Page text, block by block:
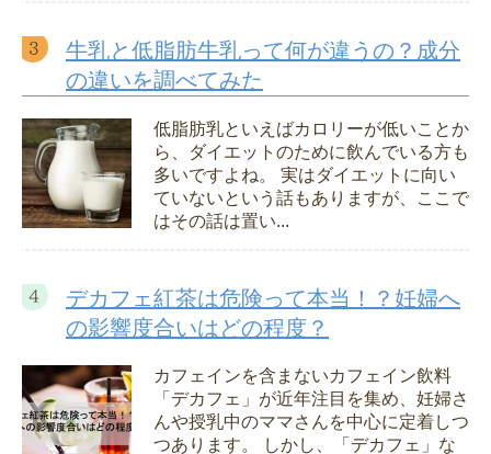
牛乳と低脂肪牛乳って何が違うの？成分
の違いを調べてみた
低脂肪乳といえばカロリーが低いことか
ら、ダイエットのために飲んでいる方も
多いですよね。 実はダイエットに向い
ていないという話もありますが、ここで
はその話は置い...
デカフェ紅茶は危険って本当！？妊婦へ
の影響度合いはどの程度？
カフェインを含まないカフェイン飲料
「デカフェ」が近年注目を集め、妊婦さ
んや授乳中のママさんを中心に定着しつ
つあります。 しかし、「デカフェ」な